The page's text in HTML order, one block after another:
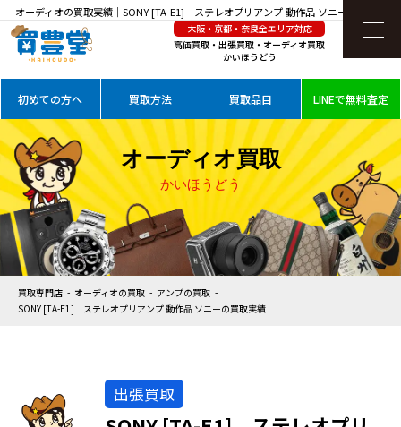
オーディオの買取実績｜SONY [TA-E1] ステレオプリアンプ 動作品 ソニーを高価買取
大阪・京都・奈良全エリア対応
高価買取・出張買取・オーディオ買取
かいほうどう
初めての方へ 買取方法 買取品目 LINEで無料査定
オーディオ買取
かいほうどう
買取専門店 オーディオの買取
アンプの買取
SONY [TA-E1] ステレオプリアンプ 動作品 ソニーの買取実績
出張買取